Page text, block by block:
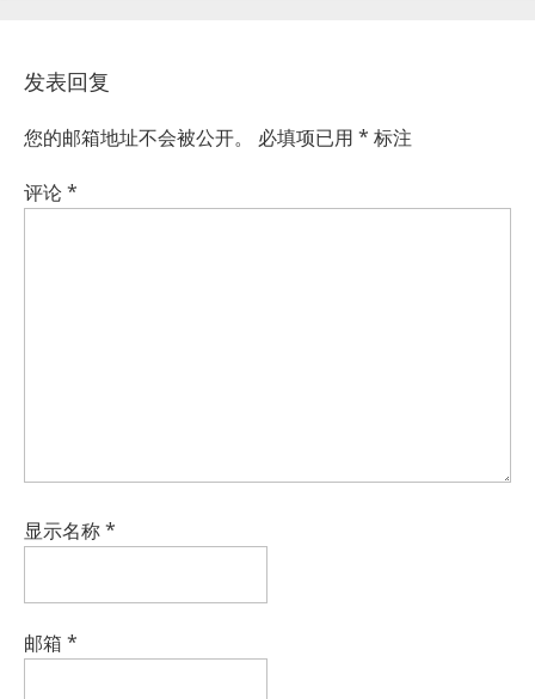
发表回复
您的邮箱地址不会被公开。 必填项已用 * 标注
评论*
显示名称*
邮箱 *